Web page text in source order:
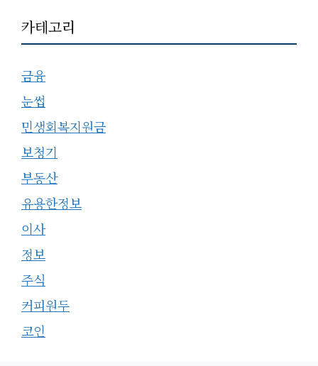
카테고리
금융
눈썹
민생회복지원금
보청기
부동산
유용한정보
이사
정보
주식
커피원두
코인